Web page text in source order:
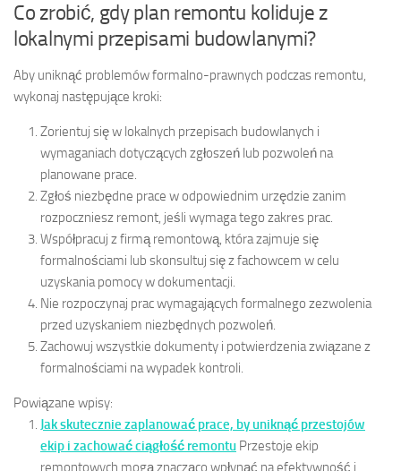
Co zrobić, gdy plan remontu koliduje z
lokalnymi przepisami budowlanymi?
Aby uniknąć problemów formalno-prawnych podczas remontu,
wykonaj następujące kroki:
Zorientuj się w lokalnych przepisach budowlanych i
wymaganiach dotyczących zgłoszeń lub pozwoleń na
planowane prace.
Zgłoś niezbędne prace w odpowiednim urzędzie zanim
rozpoczniesz remont, jeśli wymaga tego zakres prac.
Współpracuj z firmą remontową, która zajmuje się
formalnościami lub skonsultuj się z fachowcem w celu
uzyskania pomocy w dokumentacji.
Nie rozpoczynaj prac wymagających formalnego zezwolenia
przed uzyskaniem niezbędnych pozwoleń.
Zachowuj wszystkie dokumenty i potwierdzenia związane z
formalnościami na wypadek kontroli.
Powiązane wpisy:
Jak skutecznie zaplanować prace, by uniknąć przestojów
ekip i zachować ciągłość remontu Przestoje ekip
remontowych mogą znacząco wpłynąć na efektywność i